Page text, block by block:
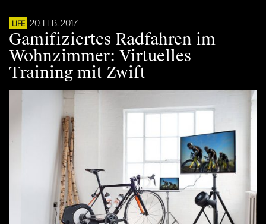
LIFE 20. FEB. 2017
Gamifiziertes Radfahren im
Wohnzimmer: Virtuelles
Training mit Zwift